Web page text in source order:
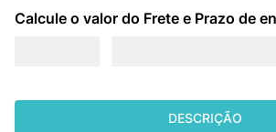
DESCRIÇÃO